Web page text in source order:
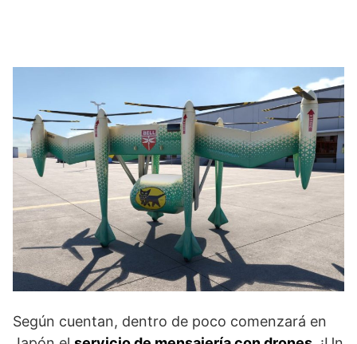
Según cuentan, dentro de poco comenzará en